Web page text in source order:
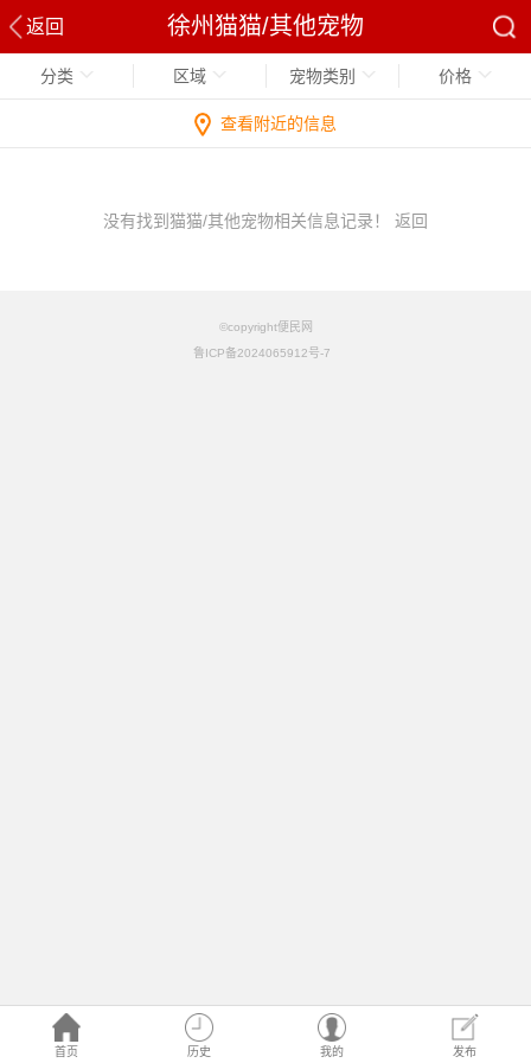
返回 徐州猫猫/其他宠物
首页 历史 我的 发布
分类 区域 宠物类别 价格
查看附近的信息
没有找到猫猫/其他宠物相关信息记录！ 返回
©copyright便民网
鲁ICP备2024065912号-7